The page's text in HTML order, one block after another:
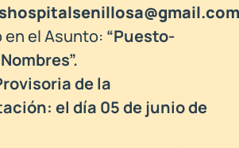
el Asunto: “Puesto-
de la
el día 05 de junio de